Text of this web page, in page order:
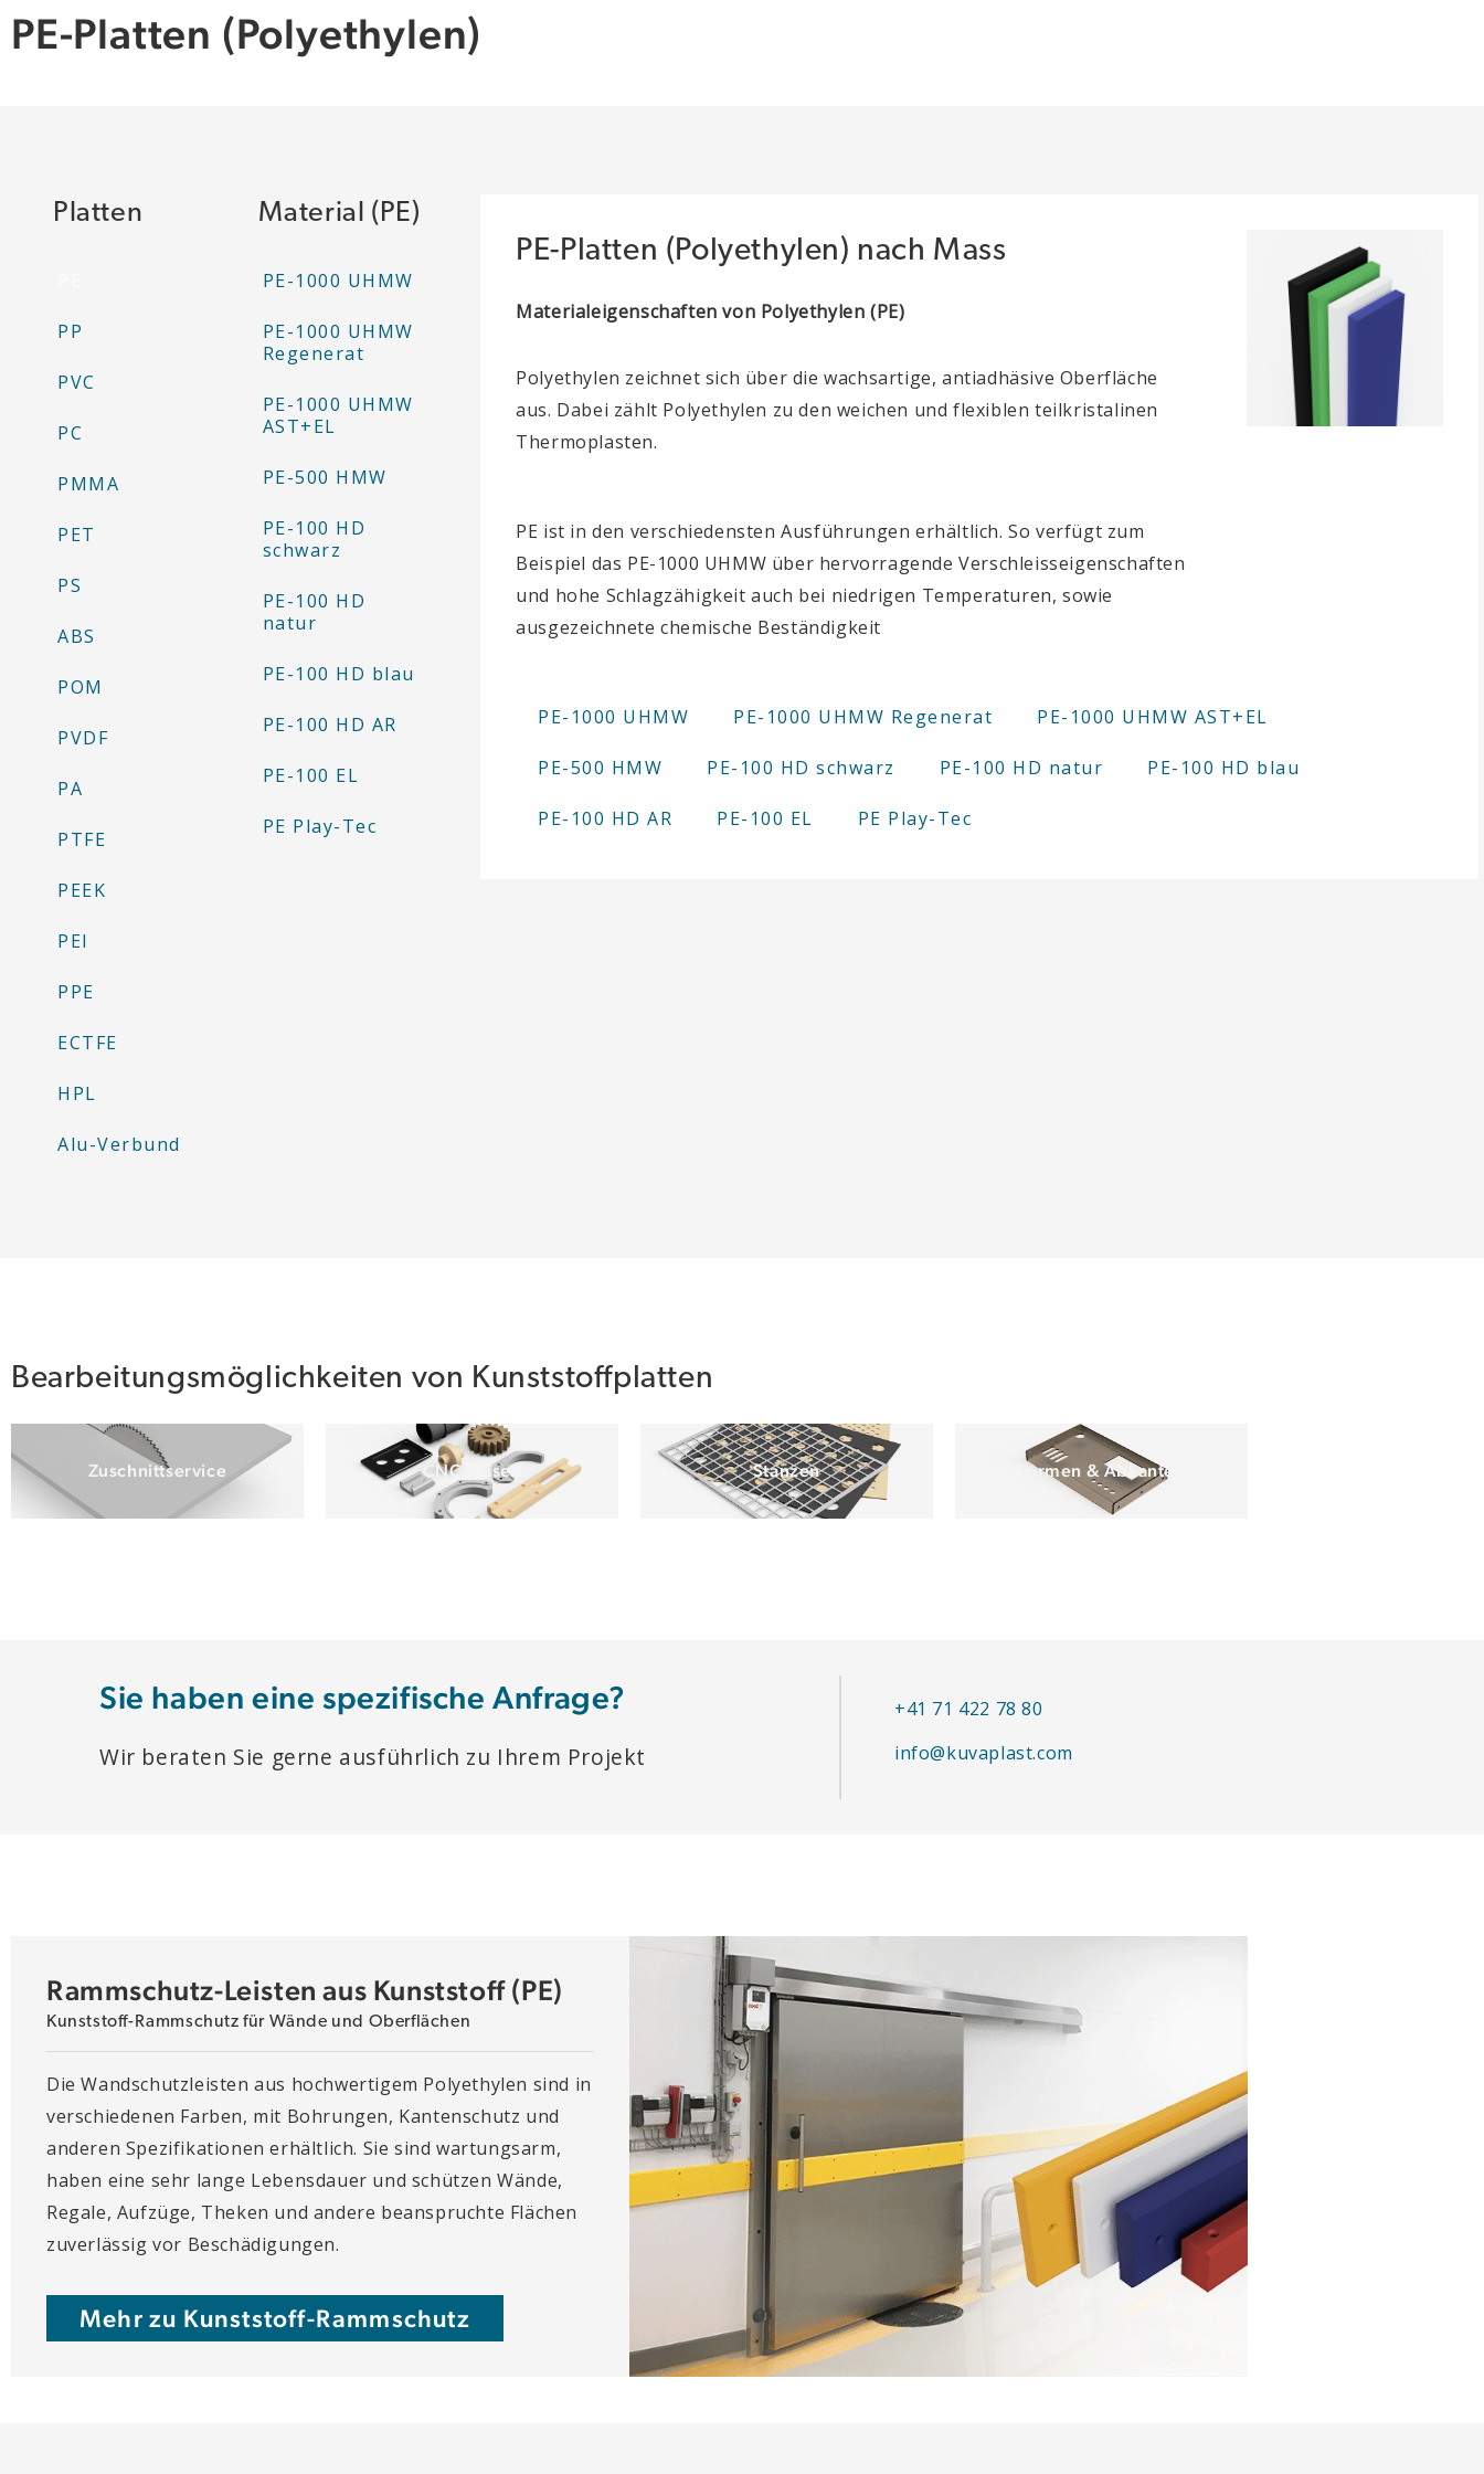
PE-Platten (Polyethylen)
Platten
PP
PVC
PC
PMMA
PET
PS
ABS
POM
PVDF
PA
PTFE
PEEK
PEI
PPE
ECTFE
HPL
Alu-Verbund
Material (PE)
PE-1000 UHMW
PE-1000 UHMW
Regenerat
PE-1000 UHMW
AST+EL
PE-500 HMW
PE-100 HD
schwarz
PE-100 HD
natur
PE-100 HD blau
PE-100 HD AR
PE-100 EL
PE Play-Tec
PE-Platten (Polyethylen) nach Mass
Materialeigenschaften von Polyethylen (PE)
Polyethylen zeichnet sich über die wachsartige, antiadhäsive Oberfläche
aus. Dabei zählt Polyethylen zu den weichen und flexiblen teilkristalinen
Thermoplasten.
PE ist in den verschiedensten Ausführungen erhältlich. So verfügt zum
Beispiel das PE-1000 UHMW über hervorragende Verschleisseigenschaften
und hohe Schlagzähigkeit auch bei niedrigen Temperaturen, sowie
ausgezeichnete chemische Beständigkeit
PE-1000 UHMW PE-1000 UHMW Regenerat PE-1000 UHMW AST+EL
PE-500 HMW PE-100 HD schwarz PE-100 HD natur PE-100 HD blau
PE-100 HD AR PE-100 EL PE Play-Tec
Bearbeitungsmöglichkeiten von Kunststoffplatten
Zuschnittservice CNC Fräsen Stanzen Formen & Abkanten
Sie haben eine spezifische Anfrage?
Wir beraten Sie gerne ausführlich zu Ihrem Projekt
+41 71 422 78 80
info@kuvaplast.com
Rammschutz-Leisten aus Kunststoff (PE)
Kunststoff-Rammschutz für Wände und Oberflächen
Die Wandschutzleisten aus hochwertigem Polyethylen sind in
verschiedenen Farben, mit Bohrungen, Kantenschutz und
anderen Spezifikationen erhältlich. Sie sind wartungsarm,
haben eine sehr lange Lebensdauer und schützen Wände,
Regale, Aufzüge, Theken und andere beanspruchte Flächen
zuverlässig vor Beschädigungen.
Mehr zu Kunststoff-Rammschutz